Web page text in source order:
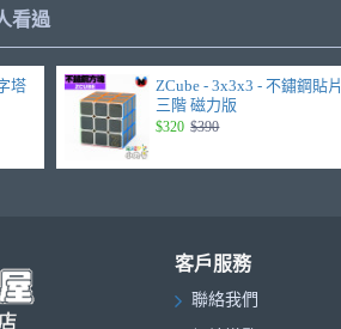
看過
塔
ZCube - 3x3x3 - 不鏽鋼貼片
三階 磁力版
$320 $390
客戶服務
聯絡我們